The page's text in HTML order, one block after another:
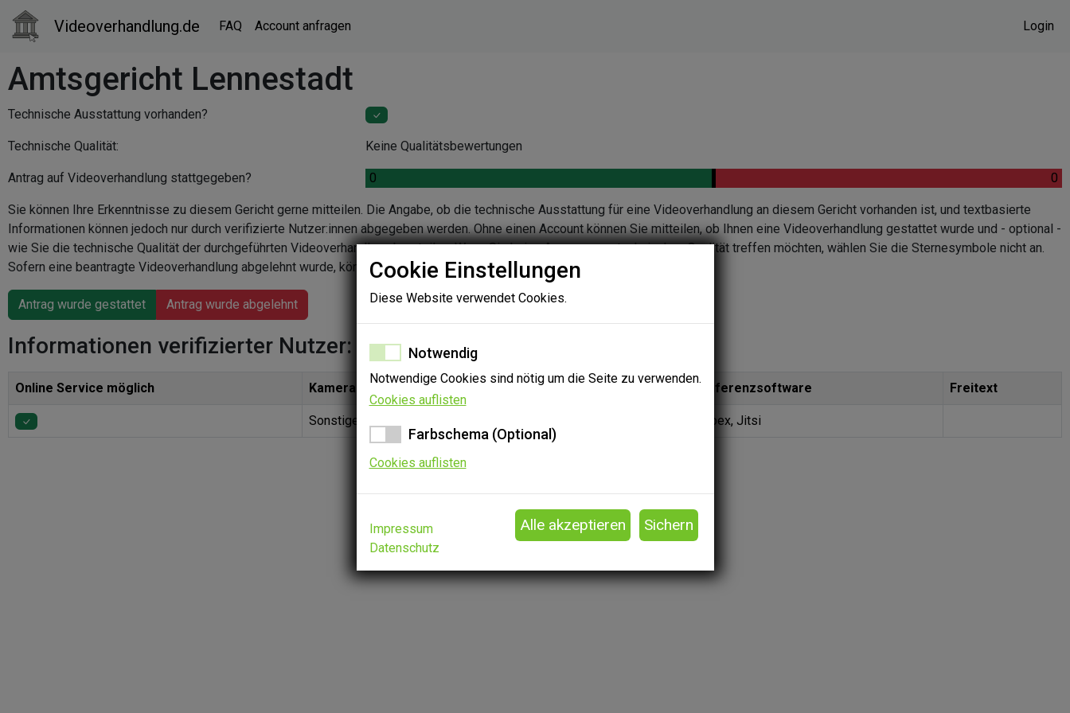
Videoverhandlung.de FAQ Account anfragen Login
Amtsgericht Lennestadt
Technische Ausstattung vorhanden?
Technische Qualität: Keine Qualitätsbewertungen
Antrag auf Videoverhandlung stattgegeben? 0 0
Sie können Ihre Erkenntnisse zu diesem Gericht gerne mitteilen. Die Angabe, ob die technische Ausstattung für eine Videoverhandlung an diesem Gericht vorhanden ist, und textbasierte
Informationen können jedoch nur durch verifizierte Nutzer:innen abgegeben werden. Ohne einen Account können Sie mitteilen, ob Ihnen eine Videoverhandlung gestattet wurde und - optional -
wie Sie die technische Qualität der durchgeführten Videoverhandlung beurteilen. Wenn Sie keine Aussage zur technischen Qualität treffen möchten, wählen Sie die Sternesymbole nicht an.
Sofern eine beantragte Videoverhandlung abgelehnt wurde, können Sie die Gründe in einer Folgeabfrage angeben.
Antrag wurde gestattet Antrag wurde abgelehnt
Informationen verifizierter Nutzer:
Online Service möglich Kameraperspektiven Konferenzsoftware Freitext
Sonstiges (Im Freitext erwähnen) Webex, Jitsi
Cookie Einstellungen
Diese Website verwendet Cookies.
Notwendig
Notwendige Cookies sind nötig um die Seite zu verwenden.
Cookies auflisten
Farbschema (Optional)
Cookies auflisten
Impressum
Datenschutz